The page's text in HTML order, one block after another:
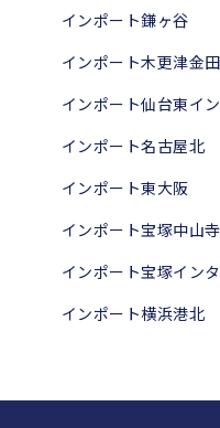
インポート鎌ヶ谷
インポート木更津金
インポート仙台東イ
インポート名古屋北
インポート東大阪
インポート宝塚中山寺
インポート宝塚イン
インポート横浜港北